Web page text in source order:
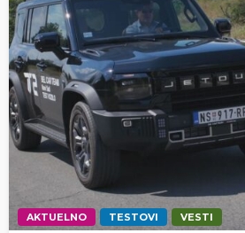
AKTUELNO TESTOVI VESTI